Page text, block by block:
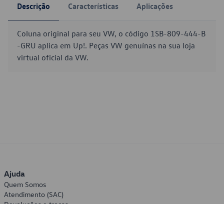
Descrição Características Aplicações
Coluna original para seu VW, o código 1SB-809-444-B
-GRU aplica em Up!. Peças VW genuínas na sua loja
virtual oficial da VW.
Ajuda
Quem Somos
Atendimento (SAC)